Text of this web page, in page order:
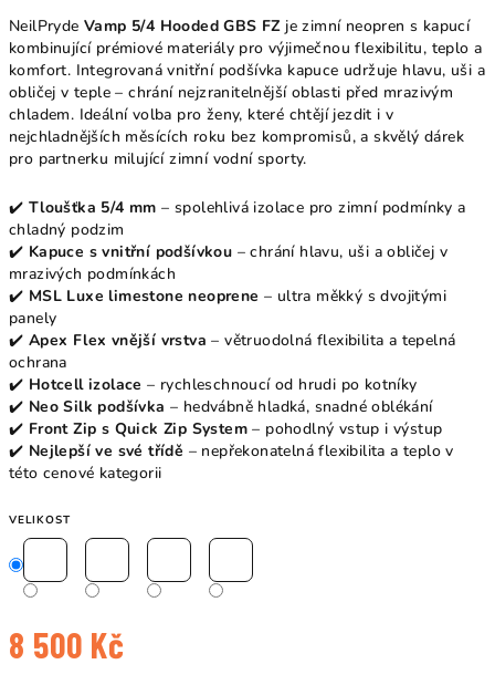
NeilPryde Vamp 5/4 Hooded GBS FZje zimní neopren s kapucí
kombinující prémiové materiály pro výjimečnou flexibilitu, teplo a
komfort. Integrovaná vnitřní podšívka kapuce udržuje hlavu, uši a
obličej v teple – chrání nejzranitelnější oblasti před mrazivým
chladem. Ideální volba pro ženy, které chtějí jezdit i v
nejchladnějších měsících roku bez kompromisů, a skvělý dárek
pro partnerku milující zimní vodní sporty.
✔️ Tloušťka 5/4 mm – spolehlivá izolace pro zimní podmínky a
chladný podzim
✔️ Kapuce s vnitřní podšívkou – chrání hlavu, uši a obličej v
mrazivých podmínkách
✔️ MSL Luxe limestone neoprene – ultra měkký s dvojitými
panely
✔️ Apex Flex vnější vrstva – větruodolná flexibilita a tepelná
ochrana
✔️ Hotcell izolace – rychleschnoucí od hrudi po kotníky
✔️ Neo Silk podšívka – hedvábně hladká, snadné oblékání
✔️ Front Zip s Quick Zip System – pohodlný vstup i výstup
✔️ Nejlepší ve své třídě – nepřekonatelná flexibilita a teplo v
této cenové kategorii
VELIKOST
8 500 Kč